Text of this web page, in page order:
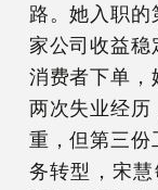
路。她入职的
家公司收益稳
消费者下单，
两次失业经历
重，但第三份
务转型，宋